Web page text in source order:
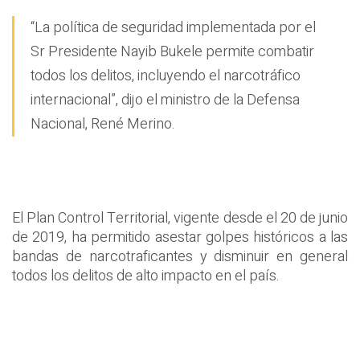
“La política de seguridad implementada por el
Sr Presidente Nayib Bukele permite combatir
todos los delitos, incluyendo el narcotráfico
internacional”, dijo el ministro de la Defensa
Nacional, René Merino.
El Plan Control Territorial, vigente desde el 20 de junio
de 2019, ha permitido asestar golpes históricos a las
bandas de narcotraficantes y disminuir en general
todos los delitos de alto impacto en el país.